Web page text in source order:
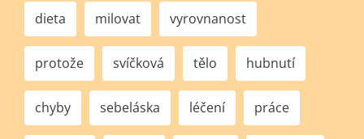
dieta milovat vyrovnanost
protože svíčková tělo hubnutí
chyby sebeláska léčení práce